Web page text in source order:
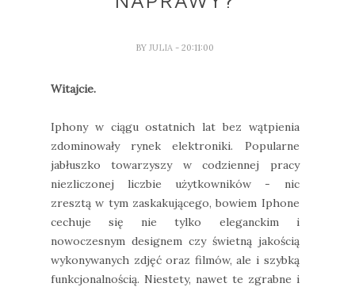
BYJULIA - 20:11:00
Witajcie.
Iphony w ciągu ostatnich lat bez wątpienia
zdominowały rynek elektroniki. Popularne
jabłuszko towarzyszy w codziennej pracy
niezliczonej liczbie użytkowników - nic
zresztą w tym zaskakującego, bowiem Iphone
cechuje się nie tylko eleganckim i
nowoczesnym designem czy świetną jakością
wykonywanych zdjęć oraz filmów, ale i szybką
funkcjonalnością. Niestety, nawet te zgrabne i